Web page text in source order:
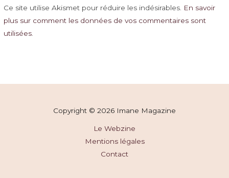
Ce site utilise Akismet pour réduire les indésirables. En savoir
plus sur comment les données de vos commentaires sont
utilisées
Copyright © 2026 Imane Magazine
Le Webzine
Mentions légales
Contact